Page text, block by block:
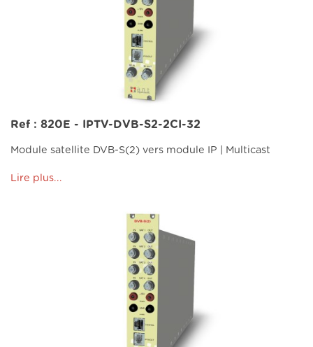
Ref : 820E - IPTV-DVB-S2-2CI-32
Module satellite DVB-S(2) vers module IP | Multicast
Lire plus...